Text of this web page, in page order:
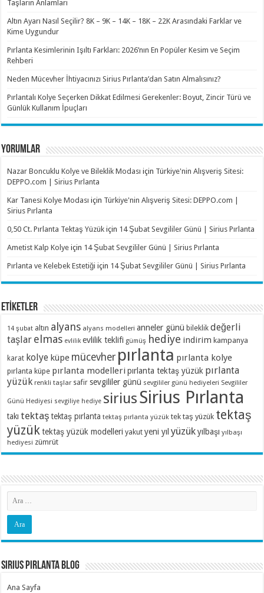
Taşların Anlamları
Altın Ayarı Nasıl Seçilir? 8K – 9K – 14K – 18K – 22K Arasındaki Farklar ve
Kime Uygundur
Pırlanta Kesimlerinin Işıltı Farkları: 2026’nın En Popüler Kesim ve Seçim
Rehberi
Neden Mücevher İhtiyacınızı Sirius Pırlanta’dan Satın Almalısınız?
Pırlantalı Kolye Seçerken Dikkat Edilmesi Gerekenler: Boyut, Zincir Türü ve
Günlük Kullanım İpuçları
YORUMLAR
Nazar Boncuklu Kolye ve Bileklik Modası için Türkiye'nin Alışveriş Sitesi:
DEPPO.com | Sirius Pırlanta
Kar Tanesi Kolye Modası için Türkiye'nin Alışveriş Sitesi: DEPPO.com |
Sirius Pırlanta
0,50 Ct. Pırlanta Tektaş Yüzük için 14 Şubat Sevgililer Günü | Sirius Pırlanta
Ametist Kalp Kolye için 14 Şubat Sevgililer Günü | Sirius Pırlanta
Pırlanta ve Kelebek Estetiği için 14 Şubat Sevgililer Günü | Sirius Pırlanta
ETİKETLER
14 şubat altın alyans alyans modelleri anneler günü bileklik değerli
taşlar elmas evlilik evlilik teklifi gümüş hediye indirim kampanya
karat kolye küpe mücevher pırlanta pırlanta kolye
pırlanta küpe pırlanta modelleri pırlanta tektaş yüzük pırlanta
yüzük renkli taşlar safir sevgililer günü sevgililer günü hediyeleri Sevgililer
Günü Hediyesi sevgiliye hediye siriusSirius Pırlanta
takı tektaş tektaş pırlanta tektaş pırlanta yüzük tek taş yüzük tektaş
yüzük tektaş yüzük modelleri yakut yeni yıl yüzük yılbaşı yılbaşı
hediyesi zümrüt
Sirius Pırlanta Blog
Ana Sayfa